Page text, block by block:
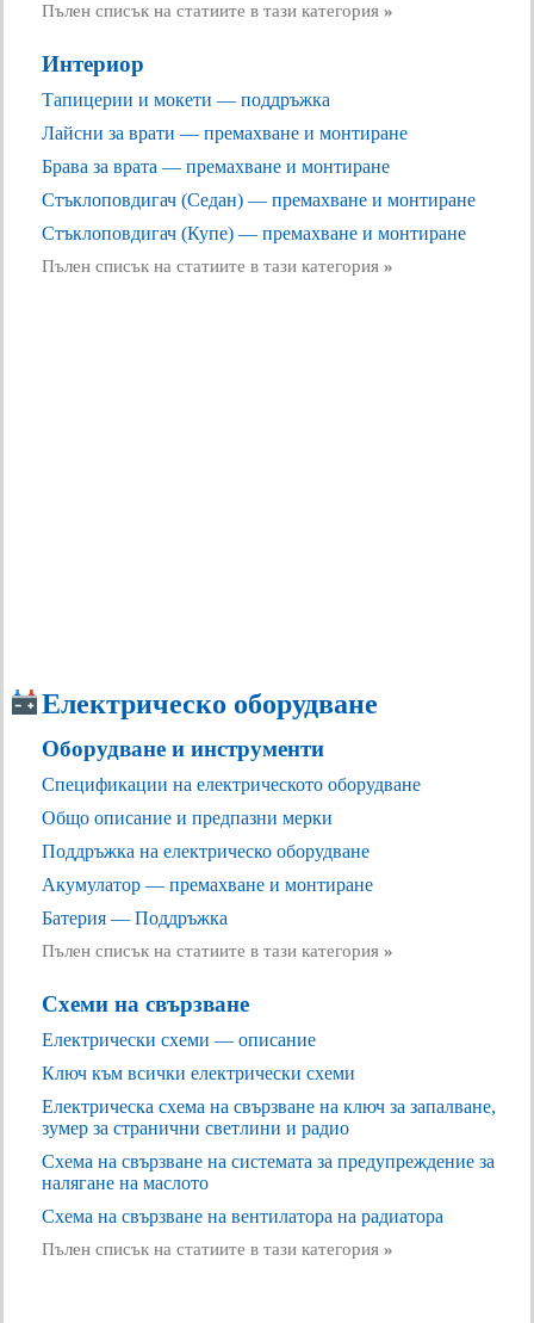
Пълен списък на статиите в тази категория »
Интериор
Тапицерии и мокети — поддръжка
Лайсни за врати — премахване и монтиране
Брава за врата — премахване и монтиране
Стъклоповдигач (Седан) — премахване и монтиране
Стъклоповдигач (Купе) — премахване и монтиране
Пълен списък на статиите в тази категория »
Електрическо оборудване
Оборудване и инструменти
Спецификации на електрическото оборудване
Общо описание и предпазни мерки
Поддръжка на електрическо оборудване
Акумулатор — премахване и монтиране
Батерия — Поддръжка
Пълен списък на статиите в тази категория »
Схеми на свързване
Електрически схеми — описание
Ключ към всички електрически схеми
Електрическа схема на свързване на ключ за запалване,
зумер за странични светлини и радио
Схема на свързване на системата за предупреждение за
налягане на маслото
Схема на свързване на вентилатора на радиатора
Пълен списък на статиите в тази категория »